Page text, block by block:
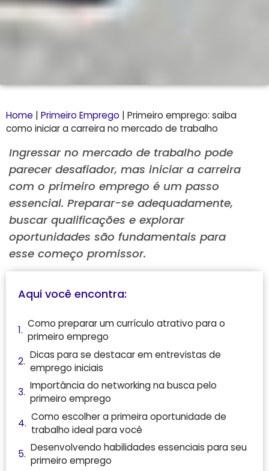
Home | Primeiro Emprego | Primeiro emprego: saiba
como iniciar a carreira no mercado de trabalho
Ingressar no mercado de trabalho pode
parecer desafiador, mas iniciar a carreira
com o primeiro emprego é um passo
essencial. Preparar-se adequadamente,
buscar qualificações e explorar
oportunidades são fundamentais para
esse começo promissor.
Aqui você encontra:
Como ⁤preparar um currículo atrativo para o
primeiro emprego
Dicas para se ‍destacar em entrevistas⁢ de
emprego iniciais
Importância do ‍networking na busca⁤ pelo
primeiro⁢ emprego
Como⁢ escolher a primeira oportunidade de
trabalho⁤ ideal para você
Desenvolvendo habilidades essenciais para seu
primeiro emprego